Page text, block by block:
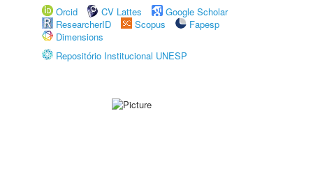
Orcid
CV Lattes
Google Scholar
ResearcherID
Scopus
Fapesp
Dimensions
Repositório Institucional UNESP